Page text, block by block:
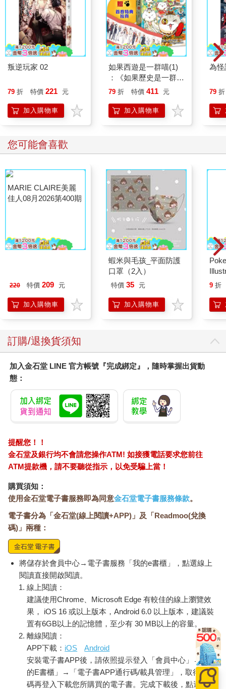
在他們的記憶之中，長髮的我已不復存在，就連我不可能會選擇
這樣髮型的個性，對他們來說好像都消失了一樣。
於是在離開家裡以前，我特意翻了一下最近的照片，長髮的我也
都變成了短髮。
「初戀販賣所果然不可思議。」我喃喃著。
我們學校注重學生們的操行更勝於學業，所以即便是三年級的應
考生，也鮮少在教室內自習念書，更多是會出來打球或是參與社
團。
意外的是，如此不強迫學生念書，升學率反而沒差到哪兒去，所
以便維持這樣的方針持續下來。
我和班上最好的朋友── 宋雯雯── 一起站在走廊的女兒牆邊，看
此刻校草正和他的同學們打球，而我和宋雯雯每天的行程之一，
就是待在這裡看著他們打球，默默在遠方祝福。
「他真的好帥喔。」宋雯雯說著，我也點頭同意。
校草，顧名思義就是學校最帥的男生，他的身高一百七十五，濃
眉大眼，五官立體，身材比例也很好，雖然說校草這個稱呼也是
我們女生們自己取的，但他本人也知道，我甚至聽過他的朋友調
侃著喊他「校草」兩字。
為什麼會喜歡他，我想只要是一般女生都會喜歡這樣一個宛如明
星的男生，畢竟……真的很帥啊，帥雖然很膚淺，但是很重要。
不過如果只是帥，那要進階成喜歡還是有一點難度，因為帥度與
疏離度成正比。越帥，就越有距離，像是神聖不可侵犯的領域一
可是，當與對方有過一些稍微親密的接觸時，就會發現原來他也
遙不可及，直到與他有了接觸後，才會發現原來他也是一般人，
感可是差很多的呀。
所以，我之所以會真正的喜歡上校草，一定也是經過了這一段的
洗禮，才明白校草並非遙不可及的存在。
我們兩個並不同班，校草的班級甚至遠在另一棟樓，就連上課換
教室時，基本上都不會和校草真正面對面。
「同學，請幫我叫孫日奇好嗎？」
總機，我有些心情不美麗，因為看到正精采的小說被打斷了，眼
都沒抬，就直接喊：「日曆～有人找你。」
「哇！非常有禮貌，我要投訴。」孫日奇大喊，從最裡面的位置
跳了起來，來到我旁邊，「班長，禮貌呢？」
「滾吧。」我只是擺擺手，不想理會他。
「過分呀～」孫日奇也並不是真的在意，大笑了幾聲後就走了出
去。
但就在他走到走廊外，來到我旁邊的窗戶與別班的同學說話，我
才注意到剛才來者是誰。
「溫一凡，怎麼會來？」孫日奇說著。
我些些睜圓眼睛，抬頭一看，校草就站在我的窗邊。
「你們班班長真有個性。」溫一凡瞥了我一眼，發現我正看著他
後，又立刻移開眼神，「我早上出門，你媽說你忘記帶這個。」
「哇勒，我是故意不帶的，他居然還叫你拿來……」孫日奇有些
嫌棄地看著袋子，「你看過她做的便當嗎？」
「嗯，她也給了我一個。」溫一凡有苦難言，而孫日奇大笑。
不只我，班上所有女生都瞪大眼睛，開始竊竊私語。宋雯雯甚至
馬上跑來我座位邊，低聲說著：「怎麼回事？校草怎麼會來這
裡？孫日奇還認識他？」
「妳小聲一點！」我叮囑，別忘了我們的位置很近啊。
多虧了宋雯雯的不小聲，所以他們兩個都注意到我們，溫一凡似
乎想假裝沒聽到，不過他明顯停頓的模樣，讓我知道他都聽到
叛逆玩家 02
79 折 特價 221 元
加入購物車
如果西遊是一群喵(1)
：《如果歷史是一群
喵》作者最新力作，附
79 折 特價 411 元
加入購物車
為怪
79 折
您可能會喜歡
220 特價 209 元
加入購物車
蝦米與毛孩_平面防護
口罩（2入）
特價 35 元
加入購物車
9 折
訂購/退換貨須知
加入金石堂 LINE 官方帳號『完成綁定』，隨時掌握出貨動
態：
提醒您！！
金石堂及銀行均不會請您操作ATM! 如接獲電話要求您前往
ATM提款機，請不要聽從指示，以免受騙上當！
購買須知：
使用金石堂電子書服務即為同意金石堂電子書服務條款。
電子書分為「金石堂(線上閱讀+APP)」及「Readmoo(兌換
碼)」兩種：
將儲存於會員中心→電子書服務「我的e書櫃」，點選線上
閱讀直接開啟閱讀。
線上閱讀：
建議使用Chrome、Microsoft Edge 有較佳的線上瀏覽效
果， iOS 16 或以上版本，Android 6.0 以上版本，建議裝
置有6GB以上的記憶體，至少有 30 MB以上的容量。
離線閱讀：
APP下載： iOS
Android
安裝電子書APP後，請依照提示登入「會員中心」→「我
的E書櫃」→「電子書APP通行碼/載具管理」，取得通行
碼再登入下載您所購買的電子書。完成下載後，點選任一